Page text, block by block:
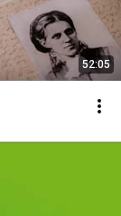
52:05